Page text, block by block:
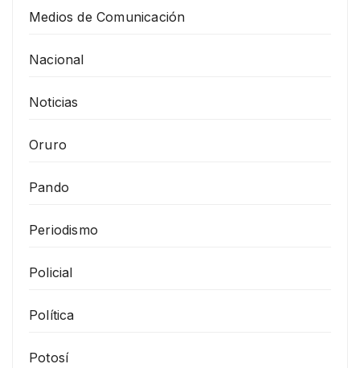
Medios de Comunicación
Nacional
Noticias
Oruro
Pando
Periodismo
Policial
Política
Potosí